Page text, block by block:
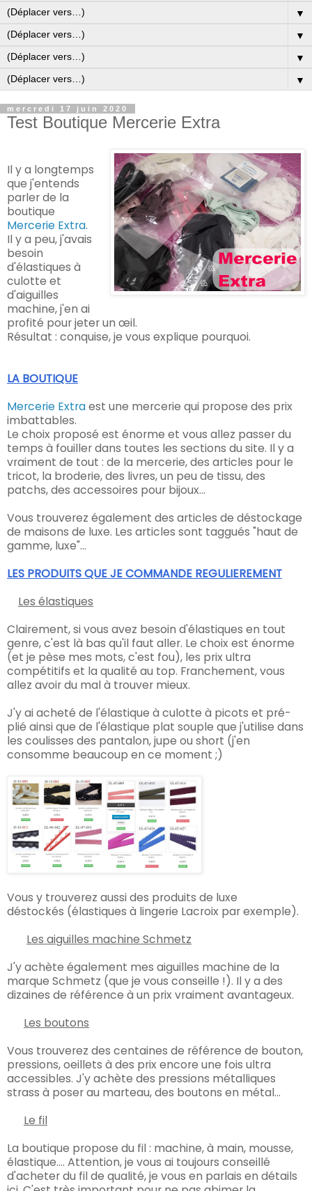
▼
▼
▼
▼
mercredi 17 juin 2020
Test Boutique Mercerie Extra
Il y a longtemps
que j'entends
parler de la
boutique
Mercerie Extra.
Il y a peu, j'avais
besoin
d'élastiques à
culotte et
d'aiguilles
machine, j'en ai
profité pour jeter un œil.
Résultat : conquise, je vous explique pourquoi.
LA BOUTIQUE
Mercerie Extraest une mercerie qui propose des prix
imbattables.
Le choix proposé est énorme et vous allez passer du
temps à fouiller dans toutes les sections du site. Il y a
vraiment de tout : de la mercerie, des articles pour le
tricot, la broderie, des livres, un peu de tissu, des
patchs, des accessoires pour bijoux...
Vous trouverez également des articles de déstockage
de maisons de luxe. Les articles sont taggués "haut de
gamme, luxe"...
LES PRODUITS QUE JE COMMANDE REGULIEREMENT
Les élastiques
Clairement, si vous avez besoin d'élastiques en tout
genre, c'est là bas qu'il faut aller. Le choix est énorme
(et je pèse mes mots, c'est fou), les prix ultra
compétitifs et la qualité au top. Franchement, vous
allez avoir du mal à trouver mieux.
J'y ai acheté de l'élastique à culotte à picots et pré-
plié ainsi que de l'élastique plat souple que j'utilise dans
les coulisses des pantalon, jupe ou short (j'en
consomme beaucoup en ce moment ;)
Vous y trouverez aussi des produits de luxe
déstockés (élastiques à lingerie Lacroix par exemple).
Les aiguilles machine Schmetz
J'y achète également mes aiguilles machine de la
marque Schmetz (que je vous conseille !). Il y a des
dizaines de référence à un prix vraiment avantageux.
Les boutons
Vous trouverez des centaines de référence de bouton,
pressions, oeillets à des prix encore une fois ultra
accessibles. J'y achète des pressions métalliques
strass à poser au marteau, des boutons en métal...
Le fil
La boutique propose du fil : machine, à main, mousse,
élastique.... Attention, je vous ai toujours conseillé
d'acheter du fil de qualité, je vous en parlais en détails